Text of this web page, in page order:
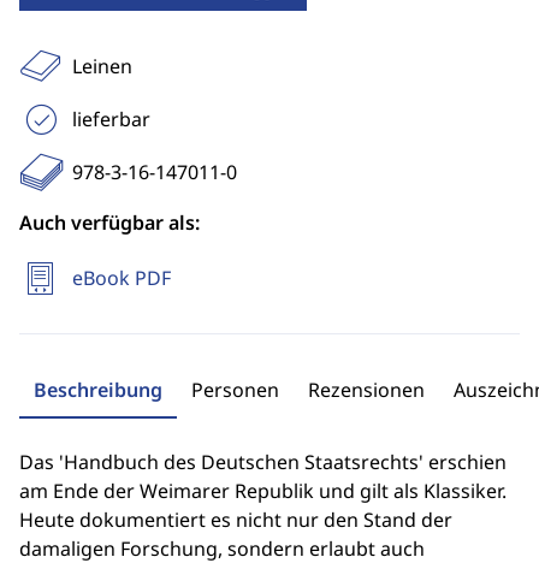
Leinen
lieferbar
978-3-16-147011-0
Auch verfügbar als:
eBook PDF
Beschreibung Personen Rezensionen
Das 'Handbuch des Deutschen Staatsrechts' erschien
am Ende der Weimarer Republik und gilt als Klassiker.
Heute dokumentiert es nicht nur den Stand der
damaligen Forschung, sondern erlaubt auch